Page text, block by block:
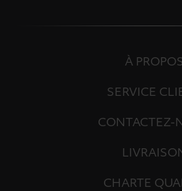
À PROPOS
SERVICE
CONTACTEZ-
CHARTE